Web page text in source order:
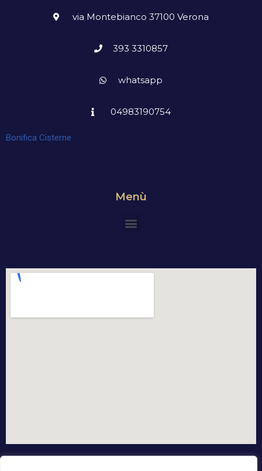
via Montebianco 37100 Verona
393 3310857
whatsapp
04983190754
Bonifica Cisterne
Menù